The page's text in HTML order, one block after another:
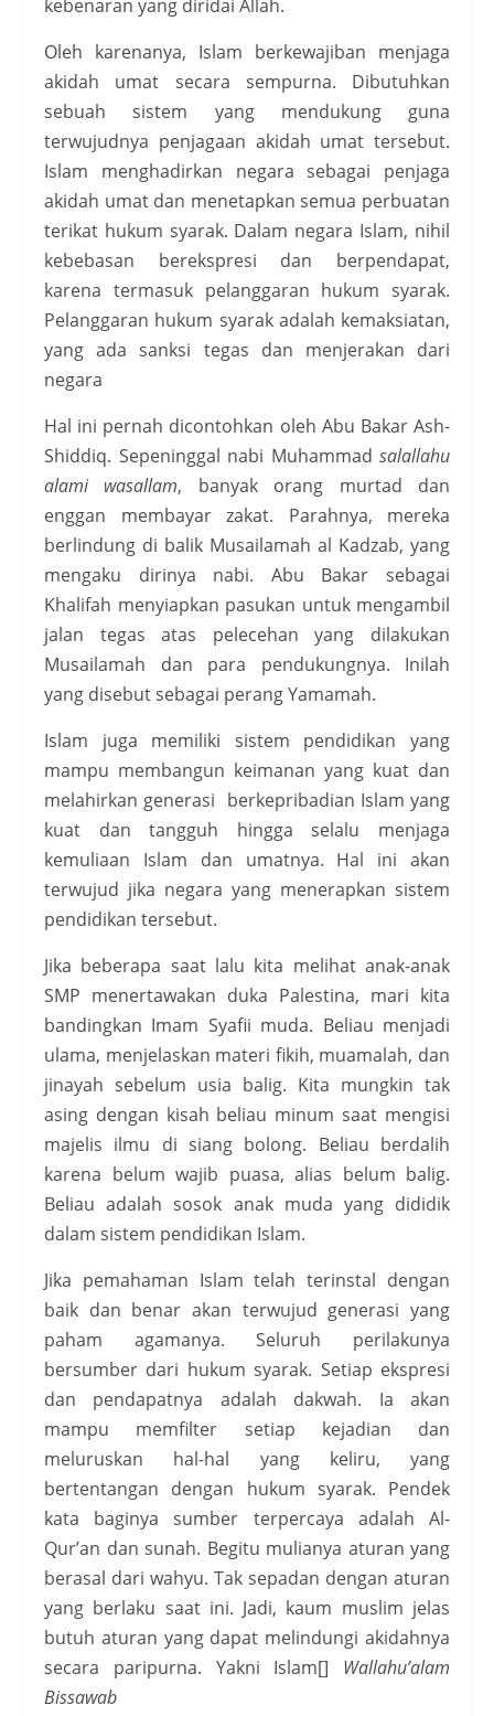
kebenaran yang diridai Allah.
Oleh karenanya, Islam berkewajiban menjaga
akidah umat secara sempurna. Dibutuhkan
sebuah sistem yang mendukung guna
terwujudnya penjagaan akidah umat tersebut.
Islam menghadirkan negara sebagai penjaga
akidah umat dan menetapkan semua perbuatan
terikat hukum syarak. Dalam negara Islam, nihil
kebebasan berekspresi dan berpendapat,
karena termasuk pelanggaran hukum syarak.
Pelanggaran hukum syarak adalah kemaksiatan,
yang ada sanksi tegas dan menjerakan dari
negara
Hal ini pernah dicontohkan oleh Abu Bakar Ash-
Shiddiq. Sepeninggal nabi Muhammad salallahu
alami wasallam, banyak orang murtad dan
enggan membayar zakat. Parahnya, mereka
berlindung di balik Musailamah al Kadzab, yang
mengaku dirinya nabi. Abu Bakar sebagai
Khalifah menyiapkan pasukan untuk mengambil
jalan tegas atas pelecehan yang dilakukan
Musailamah dan para pendukungnya. Inilah
yang disebut sebagai perang Yamamah.
Islam juga memiliki sistem pendidikan yang
mampu membangun keimanan yang kuat dan
melahirkan generasi berkepribadian Islam yang
kuat dan tangguh hingga selalu menjaga
kemuliaan Islam dan umatnya. Hal ini akan
terwujud jika negara yang menerapkan sistem
pendidikan tersebut.
Jika beberapa saat lalu kita melihat anak-anak
SMP menertawakan duka Palestina, mari kita
bandingkan Imam Syafii muda. Beliau menjadi
ulama, menjelaskan materi fikih, muamalah, dan
jinayah sebelum usia balig. Kita mungkin tak
asing dengan kisah beliau minum saat mengisi
majelis ilmu di siang bolong. Beliau berdalih
karena belum wajib puasa, alias belum balig.
Beliau adalah sosok anak muda yang dididik
dalam sistem pendidikan Islam.
Jika pemahaman Islam telah terinstal dengan
baik dan benar akan terwujud generasi yang
paham agamanya. Seluruh perilakunya
bersumber dari hukum syarak. Setiap ekspresi
dan pendapatnya adalah dakwah. Ia akan
mampu memfilter setiap kejadian dan
meluruskan hal-hal yang keliru, yang
bertentangan dengan hukum syarak. Pendek
kata baginya sumber terpercaya adalah Al-
Qur’an dan sunah. Begitu mulianya aturan yang
berasal dari wahyu. Tak sepadan dengan aturan
yang berlaku saat ini. Jadi, kaum muslim jelas
butuh aturan yang dapat melindungi akidahnya
secara paripurna. Yakni Islam[] Wallahu’alam
Bissawab